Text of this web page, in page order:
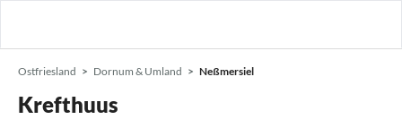
Ostfriesland Dornum & Umland Neßmersiel
Krefthuus